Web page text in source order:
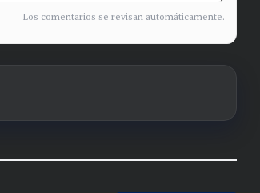
Los comentarios se revisan automáticamente.